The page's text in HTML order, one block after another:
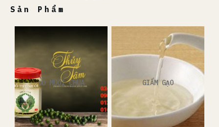
Sản Phẩm
ĐỒ MUỐI CHUA GIẤM GẠO